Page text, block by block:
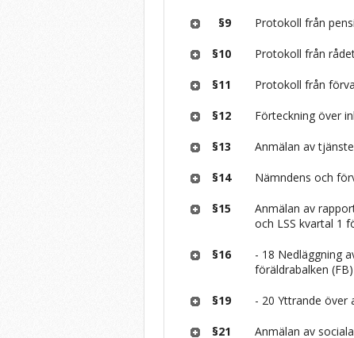
§9 Protokoll från
§10 Protokoll från
§11 Protokoll från
§12 Förteckning över
§13 Anmälan av
§14 Nämndens och
§15
Anmälan av
och LSS kvartal 1
§16
- 18 Nedläggning
föräldrabalken (FB)
§19 - 20 Yttrande över
§21 Anmälan av